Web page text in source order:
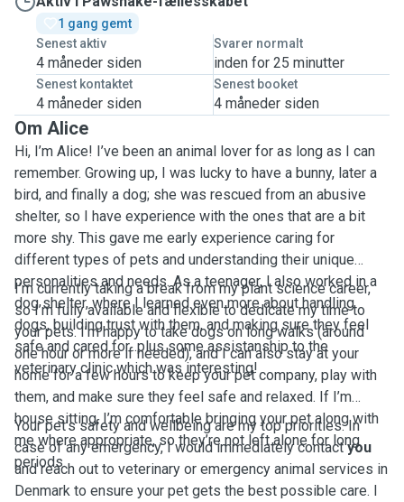
1 gang gemt
Senest aktiv
4 måneder siden
Svarer normalt
inden for 25 minutter
Senest kontaktet
4 måneder siden
Senest booket
4 måneder siden
Om Alice
Hi, I’m Alice! I’ve been an animal lover for as long as I can
remember. Growing up, I was lucky to have a bunny, later a
bird, and finally a dog; she was rescued from an abusive
shelter, so I have experience with the ones that are a bit
more shy. This gave me early experience caring for
different types of pets and understanding their unique
personalities and needs. As a teenager, I also worked in a
dog shelter, where I learned even more about handling
dogs, building trust with them, and making sure they feel
safe and cared for...plus some assistanship to the
veterinary clinic which was interesting!
I’m currently taking a break from my plant science career,
so I’m fully available and flexible to dedicate my time to
your pets. I’m happy to take dogs on long walks (around
one hour or more if needed), and I can also stay at your
home for a few hours to keep your pet company, play with
them, and make sure they feel safe and relaxed. If I’m
house sitting, I’m comfortable bringing your pet along with
me where appropriate, so they’re not left alone for long
periods.
Your pet’s safety and wellbeing are my top priorities. In
case of any emergency, I would immediately contactyou
and reach out to veterinary or emergency animal services in
Denmark to ensure your pet gets the best possible care. I